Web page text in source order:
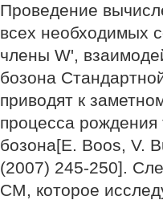
Проведение
всех необходимых
члены W',
бозона
приводят к
процесса рождения
бозона[E. Boos, V.
(2007) 245-250].
СМ, которое